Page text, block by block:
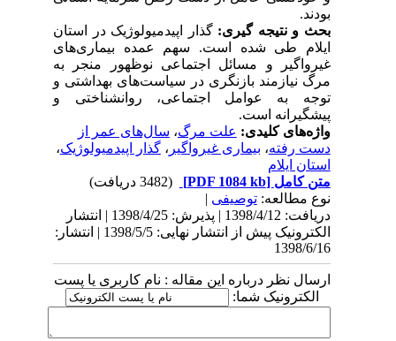
بودند.
بحث و نتیجه گیری: گذار اپیدمیولوژیک در استان
ایلام طی شده است. سهم عمده بیماری‌های
غیرواگیر و مسائل اجتماعی نوظهور منجر به
مرگ نیازمند بازنگری در سیاست‌های بهداشتی و
توجه به عوامل اجتماعی، روانشناختی و
پیشگیرانه است.
واژه‌های کلیدی:علت مرگ،سال‌های عمر از
دست رفته،بیماری غیرواگیر، گذار اپیدمیولوژیک،
استان ایلام
متن کامل[PDF 1084 kb]
نوع مطالعه:توصیفی|
دریافت: 1398/4/12 | پذیرش: 1398/4/25 | انتشار
الکترونیک پیش از انتشار نهایی: 1398/5/5 | انتشار:
1398/6/16
ارسال نظر درباره این مقاله : نام کاربری یا پست
الکترونیک شما: